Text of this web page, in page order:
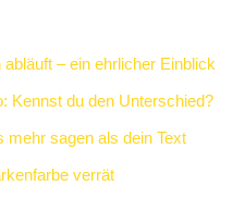
– ein ehrlicher Einblick
Kennst du den Unterschied?
mehr sagen als dein Text
verrät